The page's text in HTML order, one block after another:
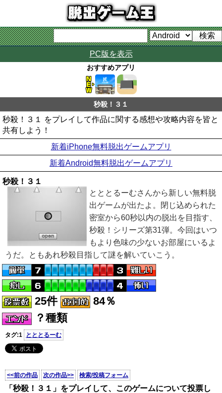
PC版を表示
おすすめアプリ
秒殺！３１
秒殺！３１ をプレイして作品に関する感想や攻略内容を皆と
共有しよう！
新着iPhone無料脱出ゲームアプリ
新着Android無料脱出ゲームアプリ
秒殺！３１
とととるーむさんから新しい無料脱
出ゲームが出たよ。閉じ込められた
密室から60秒以内の脱出を目指す、
秒殺！シリーズ第31弾。今回はいつ
もより色味の少ないお部屋にいるよ
うだ。ともあれ秒殺目指して謎を解いていこう。
25件
84％
？種類
タグ:1 とととるーむ
<<前の作品 次の作品>> 検索/投稿フォーム
「秒殺！３１」をプレイして、このゲームについて投票し